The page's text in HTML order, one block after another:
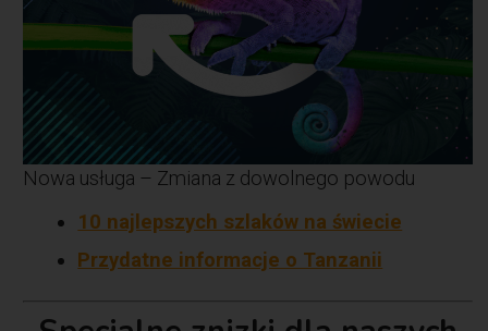
Nowa usługa – Zmiana z dowolnego powodu
10 najlepszych szlaków na świecie
Przydatne informacje o Tanzanii